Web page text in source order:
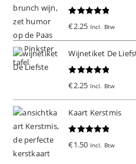
€2.25 Incl. Btw
Wijnetiket De
€2.25 Incl. Btw
Kaart Kerstmis
€1.50 Incl. Btw